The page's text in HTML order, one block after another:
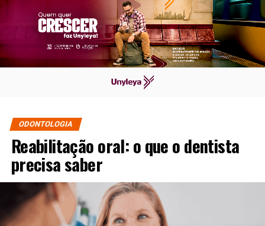
ODONTOLOGIA
Reabilitação oral: o que o dentista
precisa saber